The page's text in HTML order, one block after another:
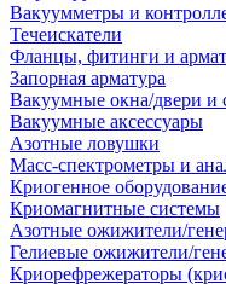
Вакуумметры и
Течеискатели
Фланцы, фитинги и
Запорная арматура
Вакуумные окна/двери и
Вакуумные аксессуары
Азотные ловушки
Масс-спектрометры и
Криогенное
Криомагнитные системы
Азотные ожижители/
Гелиевые ожижители/
Криорефрежераторы